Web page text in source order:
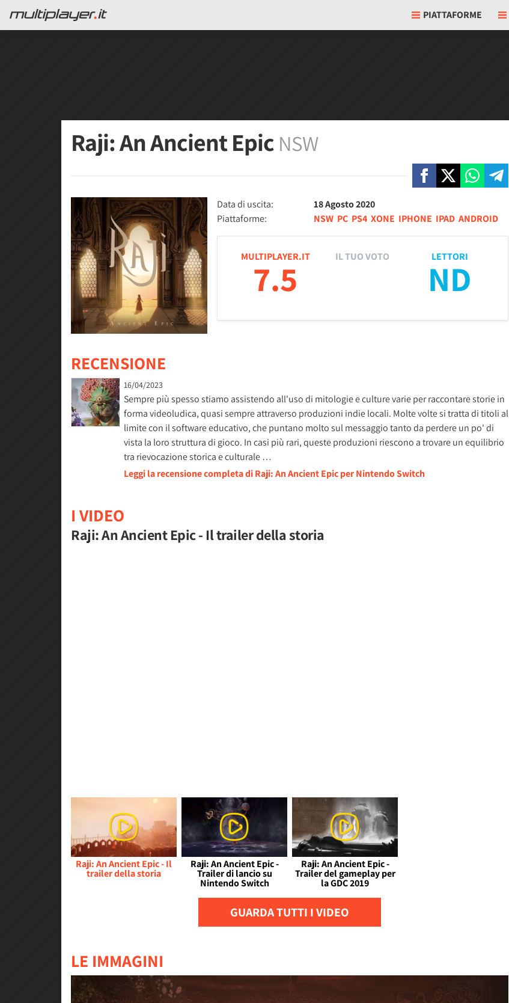
PIATTAFORME
Raji: An Ancient Epic NSW
Data di uscita:
18 Agosto 2020
Piattaforme:
NSW PC PS4 XONE IPHONE IPAD ANDROID
MULTIPLAYER.IT
7.5
LETTORI
ND
IL TUO VOTO
RECENSIONE
16/04/2023
Sempre più spesso stiamo assistendo all'uso di mitologie e culture varie per raccontare storie in
forma videoludica, quasi sempre attraverso produzioni indie locali. Molte volte si tratta di titoli al
limite con il software educativo, che puntano molto sul messaggio tanto da perdere un po' di
vista la loro struttura di gioco. In casi più rari, queste produzioni riescono a trovare un equilibrio
tra rievocazione storica e culturale …
Leggi la recensione completa di Raji: An Ancient Epic per Nintendo Switch
I VIDEO
Raji: An Ancient Epic - Il trailer della storia
Raji: An Ancient Epic - Il
trailer della storia
Raji: An Ancient Epic -
Trailer di lancio su
Nintendo Switch
Raji: An Ancient Epic -
Trailer del gameplay per
la GDC 2019
GUARDA TUTTI I VIDEO
LE IMMAGINI